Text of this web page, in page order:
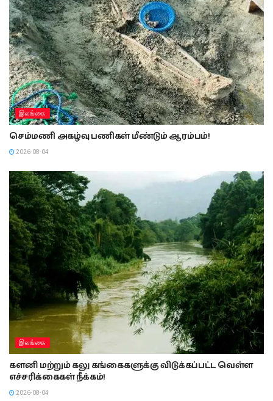
இலங்கை
செம்மணி அகழ்வு பணிகள் மீண்டும் ஆரம்பம்!
2026-08-04
இலங்கை
களனி மற்றும் கலு கங்கைகளுக்கு விடுக்கப்பட்ட வெள்ள
எச்சரிக்கைகள் நீக்கம்!
2026-08-04